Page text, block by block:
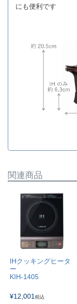
にも便利です
関連商品
IHクッキングヒータ
ー
KIH-1405
¥12,001 税込